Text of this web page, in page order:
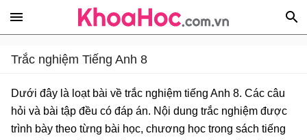
Trắc nghiệm Tiếng Anh 8
Dưới đây là loạt bài về trắc nghiệm tiếng Anh 8. Các câu
hỏi và bài tập đều có đáp án. Nội dung trắc nghiệm được
trình bày theo từng bài học, chương học trong sách tiếng